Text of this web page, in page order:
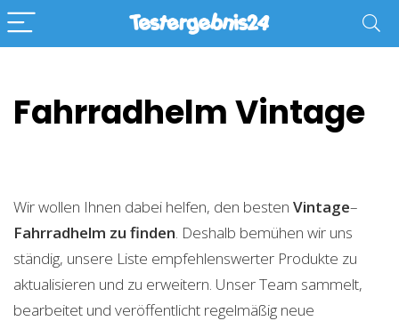
Fahrradhelm Vintage
Wir wollen Ihnen dabei helfen, den besten Vintage–
Fahrradhelm zu finden. Deshalb bemühen wir uns
ständig, unsere Liste empfehlenswerter Produkte zu
aktualisieren und zu erweitern. Unser Team sammelt,
bearbeitet und veröffentlicht regelmäßig neue